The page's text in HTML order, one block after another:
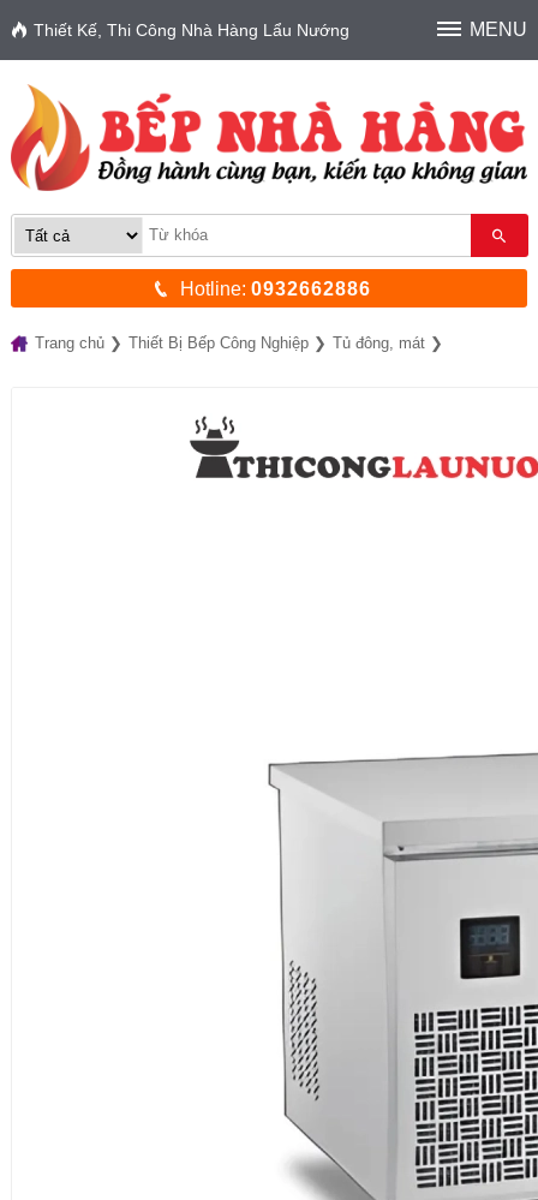
Thiết Kế, Thi Công Nhà Hàng Lẩu Nướng MENU
Hotline:0932662886
Trang chủ Thiết Bị Bếp Công Nghiệp Tủ đông, mát